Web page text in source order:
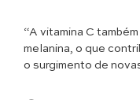
“A vitamina C
melanina, o que
o surgimento de